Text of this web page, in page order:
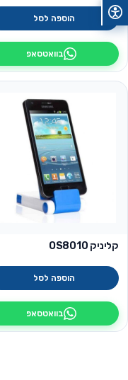
הוספה לסל
בוואטסאפ
קליניק OS8010
הוספה לסל
בוואטסאפ